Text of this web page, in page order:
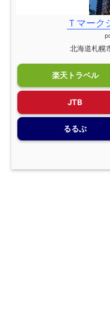
Ｔマーク
北海道札幌
楽天トラベル
JTB
るるぶ